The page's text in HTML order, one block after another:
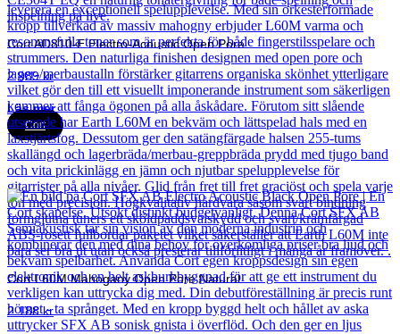
Cort AD810-E Electro-Acoustic Open Pore
2 989kr
Läs mer
Cort
Cort L60M Mahogany Open Pore Natural
2 188kr